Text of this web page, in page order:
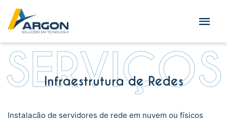
SERVIÇOS
Infraestrutura de Redes
Instalação de servidores de rede em nuvem ou físicos